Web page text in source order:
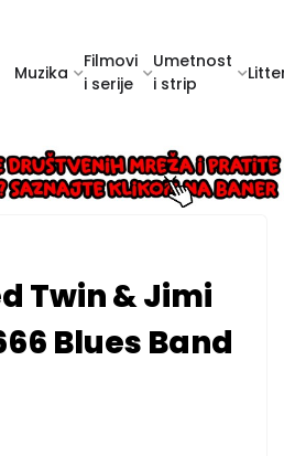
Muzika
Filmovi
i serije
Umetnost
i strip
Twin & Jimi
Blues Band